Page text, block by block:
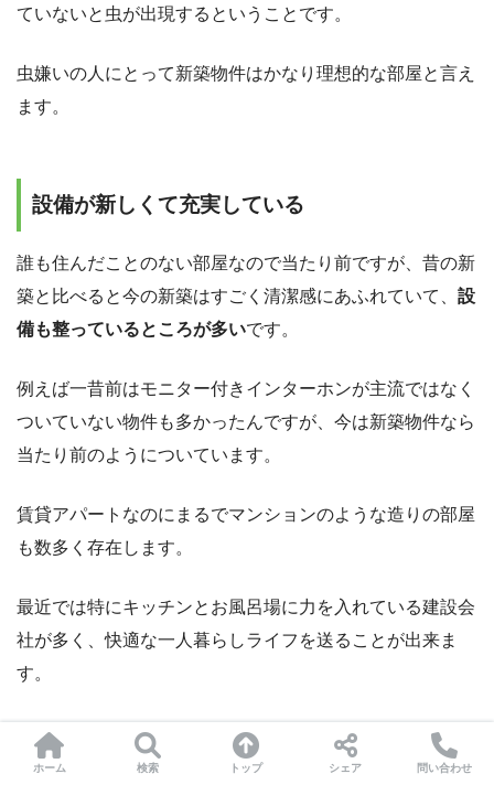
ていないと虫が出現するということです。
虫嫌いの人にとって新築物件はかなり理想的な部屋と言え
ます。
設備が新しくて充実している
誰も住んだことのない部屋なので当たり前ですが、昔の新
築と比べると今の新築はすごく清潔感にあふれていて、 設
備も整っているところが多いです。
例えば一昔前はモニター付きインターホンが主流ではなく
ついていない物件も多かったんですが、今は新築物件なら
当たり前のようについています。
賃貸アパートなのにまるでマンションのような造りの部屋
も数多く存在します。
最近では特にキッチンとお風呂場に力を入れている建設会
社が多く、快適な一人暮らしライフを送ることが出来ま
す。
ちなみに広い部屋の場合、昔だと畳の部屋が最低一つはあ
る物件が多かったのですが、今現在はそういった畳部屋は
ホーム 検索 トップ シェア 問い合わせ